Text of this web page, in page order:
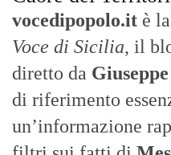
vocedipopolo.it è
Voce di Sicilia, il
diretto da
di riferimento
un’informazione